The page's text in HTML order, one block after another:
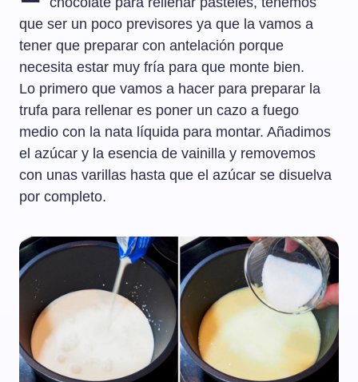
que ser un poco previsores ya que la vamos a
tener que preparar con antelación porque
necesita estar muy fría para que monte bien.
Lo primero que vamos a hacer para preparar la
trufa para rellenar es poner un cazo a fuego
medio con la nata líquida para montar. Añadimos
el azúcar y la esencia de vainilla y removemos
con unas varillas hasta que el azúcar se disuelva
por completo.